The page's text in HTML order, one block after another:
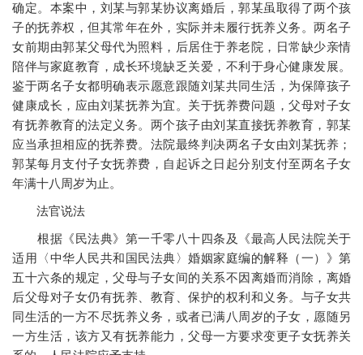
确定。本案中，刘某与郭某协议离婚后，郭某虽取得了两个孩
子的抚养权，但其常年在外，实际并未履行抚养义务。两名子
女前期由郭某父母代为照料，后居住于养老院，日常缺少亲情
陪伴与家庭教育，成长环境缺乏关爱，不利于身心健康发展。
鉴于两名子女都明确表示愿意跟随刘某共同生活，为保障孩子
健康成长，应由刘某抚养为宜。关于抚养费问题，父母对子女
有抚养教育的法定义务。两个孩子由刘某直接抚养教育，郭某
应当承担相应的抚养费。法院最终判决两名子女由刘某抚养；
郭某每月支付子女抚养费，自起诉之日起分别支付至两名子女
年满十八周岁为止。
法官说法
根据《民法典》第一千零八十四条及《最高人民法院关于
适用〈中华人民共和国民法典〉婚姻家庭编的解释（一）》第
五十六条的规定，父母与子女间的关系不因离婚而消除，离婚
后父母对子女仍有抚养、教育、保护的权利和义务。与子女共
同生活的一方不尽抚养义务，或者已满八周岁的子女，愿随另
一方生活，该方又有抚养能力，父母一方要求变更子女抚养关